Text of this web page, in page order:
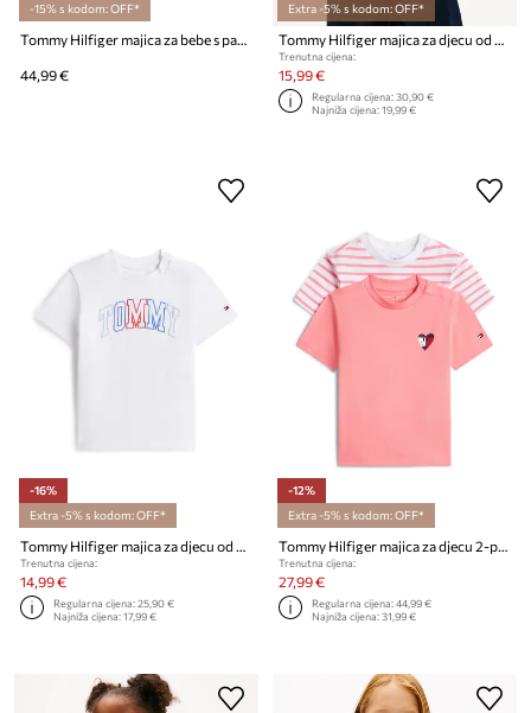
-15% s kodom: OFF*
Tommy Hilfiger majica za bebe s pamukom 2-pack
44,99 €
Extra -5% s kodom: OFF*
Tommy Hilfiger majica za djecu od pamuka
Trenutna cijena:
15,99 €
Regularna cijena:30,90 €
Najniža cijena:19,99 €
-16%
Extra -5% s kodom: OFF*
Tommy Hilfiger majica za djecu od pamuka s elastanom
Trenutna cijena:
14,99 €
Regularna cijena:25,90 €
Najniža cijena:17,99 €
-12%
Extra -5% s kodom: OFF*
Tommy Hilfiger majica za djecu 2-pack
Trenutna cijena:
27,99 €
Regularna cijena:44,99 €
Najniža cijena:31,99 €